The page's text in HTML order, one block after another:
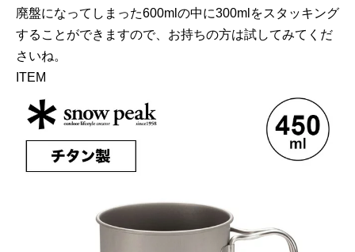
廃盤になってしまった600mlの中に300mlをスタッキング
することができますので、お持ちの方は試してみてくだ
さいね。
ITEM